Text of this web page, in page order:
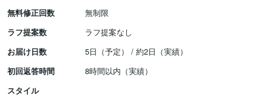
無料修正回数
無制限
ラフ提案数
ラフ提案なし
お届け日数
5日（予定） / 約2日（実績）
初回返答時間
8時間以内（実績）
スタイル